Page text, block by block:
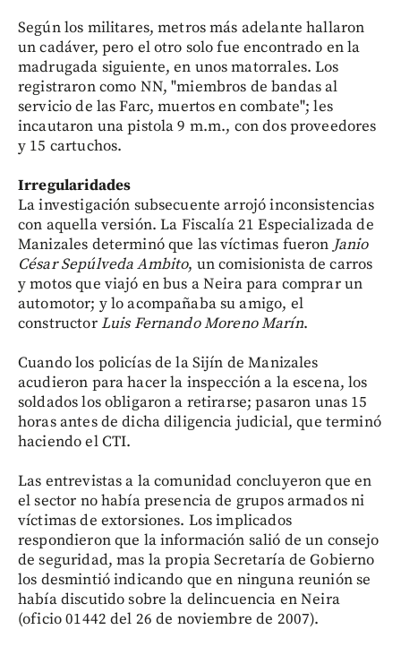
Según los militares, metros más adelante hallaron
un cadáver, pero el otro solo fue encontrado en la
madrugada siguiente, en unos matorrales. Los
registraron como NN, "miembros de bandas al
servicio de las Farc, muertos en combate"; les
incautaron una pistola 9 m.m., con dos proveedores
y 15 cartuchos.
Irregularidades
La investigación subsecuente arrojó inconsistencias
con aquella versión. La Fiscalía 21 Especializada de
Manizales determinó que las víctimas fueron Janio
César Sepúlveda Ambito, un comisionista de carros
y motos que viajó en bus a Neira para comprar un
automotor; y lo acompañaba su amigo, el
constructorLuis Fernando Moreno Marín.
Cuando los policías de la Sijín de Manizales
acudieron para hacer la inspección a la escena, los
soldados los obligaron a retirarse; pasaron unas 15
horas antes de dicha diligencia judicial, que terminó
haciendo el CTI.
Las entrevistas a la comunidad concluyeron que en
el sector no había presencia de grupos armados ni
víctimas de extorsiones. Los implicados
respondieron que la información salió de un consejo
de seguridad, mas la propia Secretaría de Gobierno
los desmintió indicando que en ninguna reunión se
había discutido sobre la delincuencia en Neira
(oficio 01442 del 26 de noviembre de 2007).